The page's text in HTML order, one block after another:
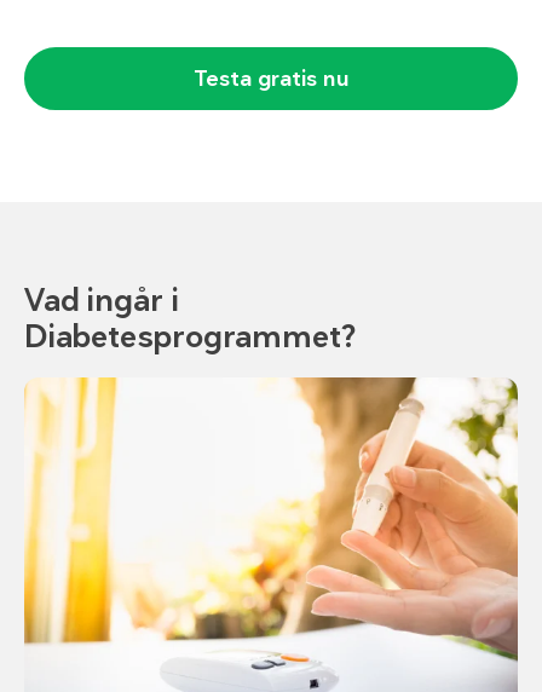
Testa gratis nu
Vad ingår i
Diabetesprogrammet?